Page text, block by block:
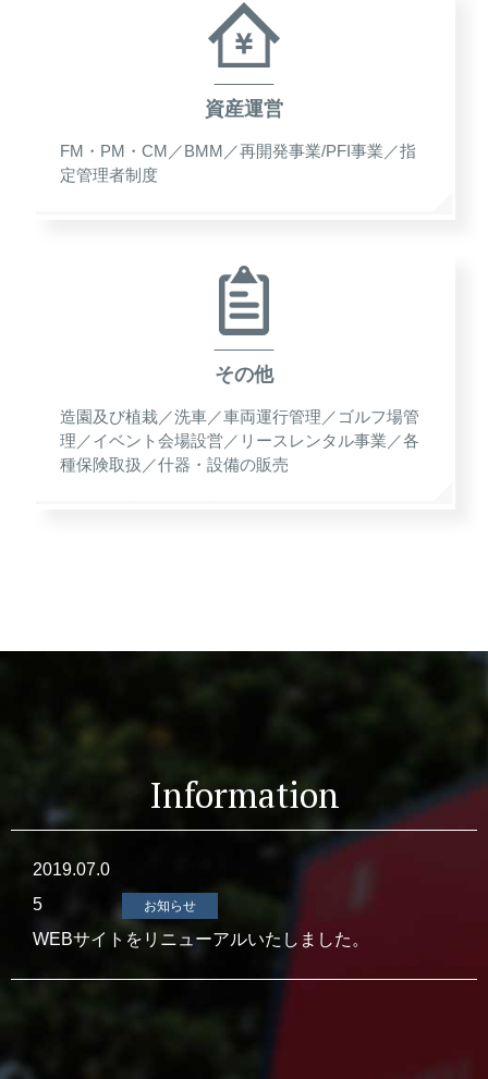
資産運営
FM・PM・CM／BMM／再開発事業/PFI事業／指
定管理者制度
その他
造園及び植栽／洗車／車両運行管理／ゴルフ場管
理／イベント会場設営／リースレンタル事業／各
種保険取扱／什器・設備の販売
Information
2019.07.0
5
お知らせ
WEBサイトをリニューアルいたしました。